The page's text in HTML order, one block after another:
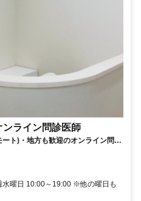
ンライン問診医師
ト)・地方も歓迎のオンライン問診
水曜日 10:00～19:00 ※他の曜日も